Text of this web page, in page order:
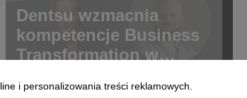
Dentsu wzmacnia
kompetencje Business
Transformation w
i personalizowania treści reklamowych.